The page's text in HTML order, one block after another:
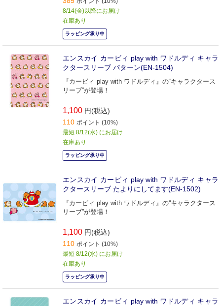
8/14(金)以降にお届け
在庫あり
ラッピング承り中
エンスカイ カービィ play with ワドルディ キャラ
クタースリーブ パターン(EN-1504)
『カービィ play with ワドルディ』の“キャラクタース
リーブ”が登場！
1,100 円(税込)
110 ポイント (10%)
最短 8/12(水) にお届け
在庫あり
ラッピング承り中
エンスカイ カービィ play with ワドルディ キャラ
クタースリーブ たよりにしてます(EN-1502)
『カービィ play with ワドルディ』の“キャラクタース
リーブ”が登場！
1,100 円(税込)
110 ポイント (10%)
最短 8/12(水) にお届け
在庫あり
ラッピング承り中
エンスカイ カービィ play with ワドルディ キャラ